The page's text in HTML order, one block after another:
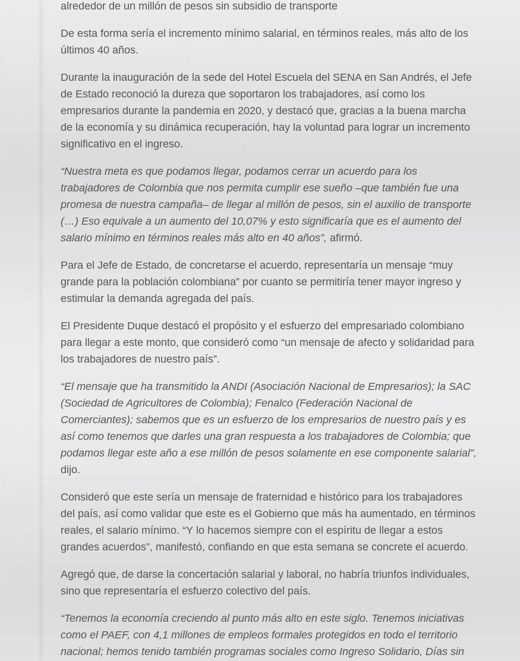
alrededor de un millón de pesos sin subsidio de transporte
De esta forma sería el incremento mínimo salarial, en términos reales, más alto de los
últimos 40 años.
Durante la inauguración de la sede del Hotel Escuela del SENA en San Andrés, el Jefe
de Estado reconoció la dureza que soportaron los trabajadores, así como los
empresarios durante la pandemia en 2020, y destacó que, gracias a la buena marcha
de la economía y su dinámica recuperación, hay la voluntad para lograr un incremento
significativo en el ingreso.
“Nuestra meta es que podamos llegar, podamos cerrar un acuerdo para los
trabajadores de Colombia que nos permita cumplir ese sueño –que también fue una
promesa de nuestra campaña– de llegar al millón de pesos, sin el auxilio de transporte
(…) Eso equivale a un aumento del 10,07% y esto significaría que es el aumento del
salario mínimo en términos reales más alto en 40 años”, afirmó.
Para el Jefe de Estado, de concretarse el acuerdo, representaría un mensaje “muy
grande para la población colombiana” por cuanto se permitiría tener mayor ingreso y
estimular la demanda agregada del país.
El Presidente Duque destacó el propósito y el esfuerzo del empresariado colombiano
para llegar a este monto, que consideró como “un mensaje de afecto y solidaridad para
los trabajadores de nuestro país”.
“El mensaje que ha transmitido la ANDI (Asociación Nacional de Empresarios); la SAC
(Sociedad de Agricultores de Colombia); Fenalco (Federación Nacional de
Comerciantes); sabemos que es un esfuerzo de los empresarios de nuestro país y es
así como tenemos que darles una gran respuesta a los trabajadores de Colombia; que
podamos llegar este año a ese millón de pesos solamente en ese componente salarial”,
dijo.
Consideró que este sería un mensaje de fraternidad e histórico para los trabajadores
del país, así como validar que este es el Gobierno que más ha aumentado, en términos
reales, el salario mínimo. “Y lo hacemos siempre con el espíritu de llegar a estos
grandes acuerdos”, manifestó, confiando en que esta semana se concrete el acuerdo.
Agregó que, de darse la concertación salarial y laboral, no habría triunfos individuales,
sino que representaría el esfuerzo colectivo del país.
“Tenemos la economía creciendo al punto más alto en este siglo. Tenemos iniciativas
como el PAEF, con 4,1 millones de empleos formales protegidos en todo el territorio
nacional; hemos tenido también programas sociales como Ingreso Solidario, Días sin